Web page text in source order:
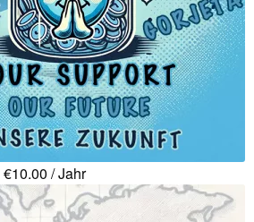
€10.00 / Jahr